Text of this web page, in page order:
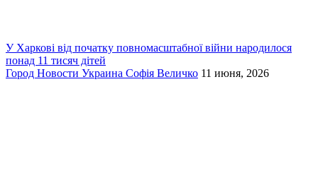
У Харкові від початку повномасштабної війни народилося
понад 11 тисяч дітей
Город Новости Украина Софія Величко 11 июня, 2026